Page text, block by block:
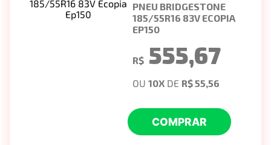
PNEU BRIDGESTONE
185/55R16 83V ECOPIA
EP150
R$ 555,67
OU10X DE R$ 55,56
COMPRAR